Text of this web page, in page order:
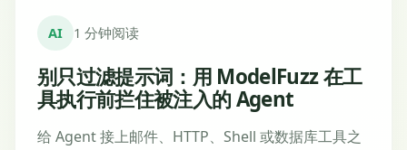
AI 1 分钟阅读
别只过滤提示词：用 ModelFuzz 在工
具执行前拦住被注入的 Agent
给 Agent 接上邮件、HTTP、Shell 或数据库工具之